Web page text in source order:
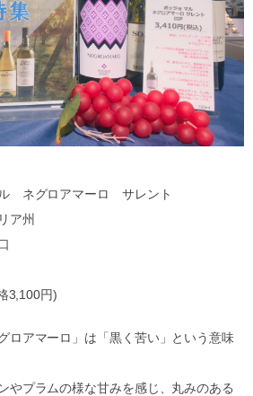
ネグロアマーロ サレント
ア州
3,100円)
ロアマーロ」は「黒く苦い」という意味
やプラムの様な甘みを感じ、丸みのある